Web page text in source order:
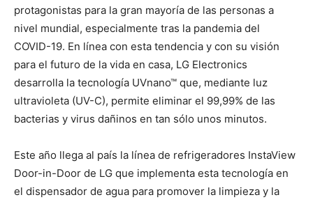
protagonistas para la gran mayoría de las personas a
nivel mundial, especialmente tras la pandemia del
COVID-19. En línea con esta tendencia y con su visión
para el futuro de la vida en casa, LG Electronics
desarrolla la tecnología UVnano™ que, mediante luz
ultravioleta (UV-C), permite eliminar el 99,99% de las
bacterias y virus dañinos en tan sólo unos minutos.
Este año llega al país la línea de refrigeradores InstaView
Door-in-Door de LG que implementa esta tecnología en
el dispensador de agua para promover la limpieza y la